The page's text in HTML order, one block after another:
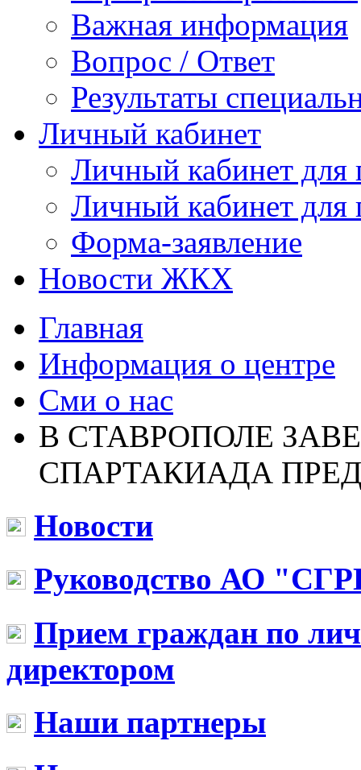
Важная информация
Вопрос / Ответ
Результаты
Личный кабинет
Личный кабинет
Личный кабинет
Форма-заявление
Новости ЖКХ
Главная
Информация о центре
Сми о нас
В СТАВРОПОЛЕ
СПАРТАКИАДА
Новости
Руководство АО
Прием граждан по
директором
Наши партнеры